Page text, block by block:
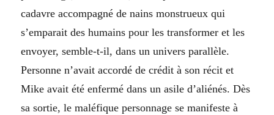
cadavre accompagné de nains monstrueux qui
s’emparait des humains pour les transformer et les
envoyer, semble-t-il, dans un univers parallèle.
Personne n’avait accordé de crédit à son récit et
Mike avait été enfermé dans un asile d’aliénés. Dès
sa sortie, le maléfique personnage se manifeste à